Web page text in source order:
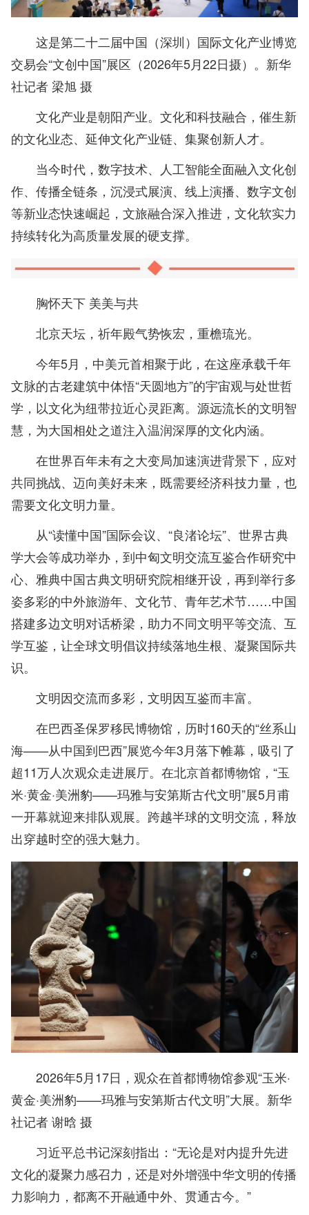
这是第二十二届中国（深圳）国际文化产业博览
交易会“文创中国”展区（2026年5月22日摄）。新华
社记者 梁旭 摄
文化产业是朝阳产业。文化和科技融合，催生新
的文化业态、延伸文化产业链、集聚创新人才。
当今时代，数字技术、人工智能全面融入文化创
作、传播全链条，沉浸式展演、线上演播、数字文创
等新业态快速崛起，文旅融合深入推进，文化软实力
持续转化为高质量发展的硬支撑。
胸怀天下 美美与共
北京天坛，祈年殿气势恢宏，重檐琉光。
今年5月，中美元首相聚于此，在这座承载千年
文脉的古老建筑中体悟“天圆地方”的宇宙观与处世哲
学，以文化为纽带拉近心灵距离。源远流长的文明智
慧，为大国相处之道注入温润深厚的文化内涵。
在世界百年未有之大变局加速演进背景下，应对
共同挑战、迈向美好未来，既需要经济科技力量，也
需要文化文明力量。
从“读懂中国”国际会议、“良渚论坛”、世界古典
学大会等成功举办，到中匈文明交流互鉴合作研究中
心、雅典中国古典文明研究院相继开设，再到举行多
姿多彩的中外旅游年、文化节、青年艺术节……中国
搭建多边文明对话桥梁，助力不同文明平等交流、互
学互鉴，让全球文明倡议持续落地生根、凝聚国际共
识。
文明因交流而多彩，文明因互鉴而丰富。
在巴西圣保罗移民博物馆，历时160天的“丝系山
海——从中国到巴西”展览今年3月落下帷幕，吸引了
超11万人次观众走进展厅。在北京首都博物馆，“玉
米·黄金·美洲豹——玛雅与安第斯古代文明”展5月甫
一开幕就迎来排队观展。跨越半球的文明交流，释放
出穿越时空的强大魅力。
2026年5月17日，观众在首都博物馆参观“玉米·
黄金·美洲豹——玛雅与安第斯古代文明”大展。新华
社记者 谢晗 摄
习近平总书记深刻指出：“无论是对内提升先进
文化的凝聚力感召力，还是对外增强中华文明的传播
力影响力，都离不开融通中外、贯通古今。”